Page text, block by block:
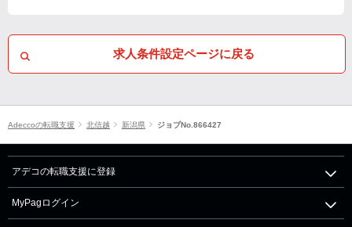
求人条件設定ページに戻る
Adeccoの転職支援 北信越 新潟県 ジョブNo.866427
アデコの転職支援に登録
MyPagログイン